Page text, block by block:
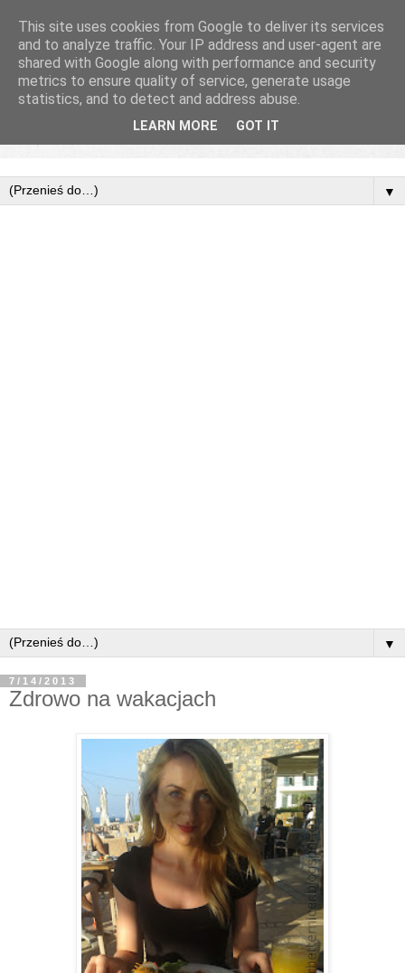
▼
▼
7/14/2013
Zdrowo na wakacjach
This site uses cookies from Google to deliver its services
and to analyze traffic. Your IP address and user-agent are
shared with Google along with performance and security
metrics to ensure quality of service, generate usage
statistics, and to detect and address abuse.
LEARN MORE GOT IT